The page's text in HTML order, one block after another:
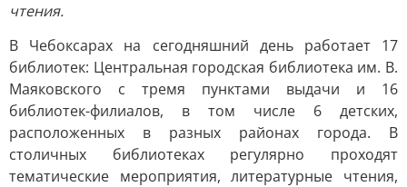
чтения.
В Чебоксарах на сегодняшний день работает 17
библиотек: Центральная городская библиотека им. В.
Маяковского с тремя пунктами выдачи и 16
библиотек-филиалов, в том числе 6 детских,
расположенных в разных районах города. В
столичных библиотеках регулярно проходят
тематические мероприятия, литературные чтения,